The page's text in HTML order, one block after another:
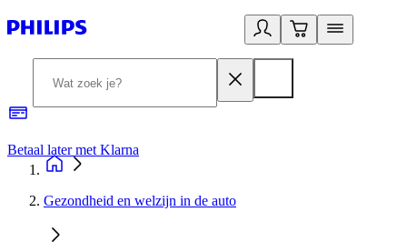
Betaal later met Klarna
Gezondheid en welzijn in de auto